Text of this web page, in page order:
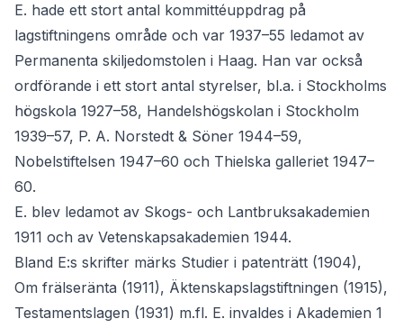
E. hade ett stort antal kommittéuppdrag på
lagstiftningens område och var 1937–55 ledamot av
Permanenta skiljedomstolen i Haag. Han var också
ordförande i ett stort antal styrelser, bl.a. i Stockholms
högskola 1927–58, Handelshögskolan i Stockholm
1939–57, P. A. Norstedt & Söner 1944–59,
Nobelstiftelsen 1947–60 och Thielska galleriet 1947–
60.
E. blev ledamot av Skogs- och Lantbruksakademien
1911 och av Vetenskapsakademien 1944.
Bland E:s skrifter märks Studier i patenträtt (1904),
Om frälseränta (1911), Äktenskapslagstiftningen (1915),
Testamentslagen (1931) m.fl. E. invaldes i Akademien 1